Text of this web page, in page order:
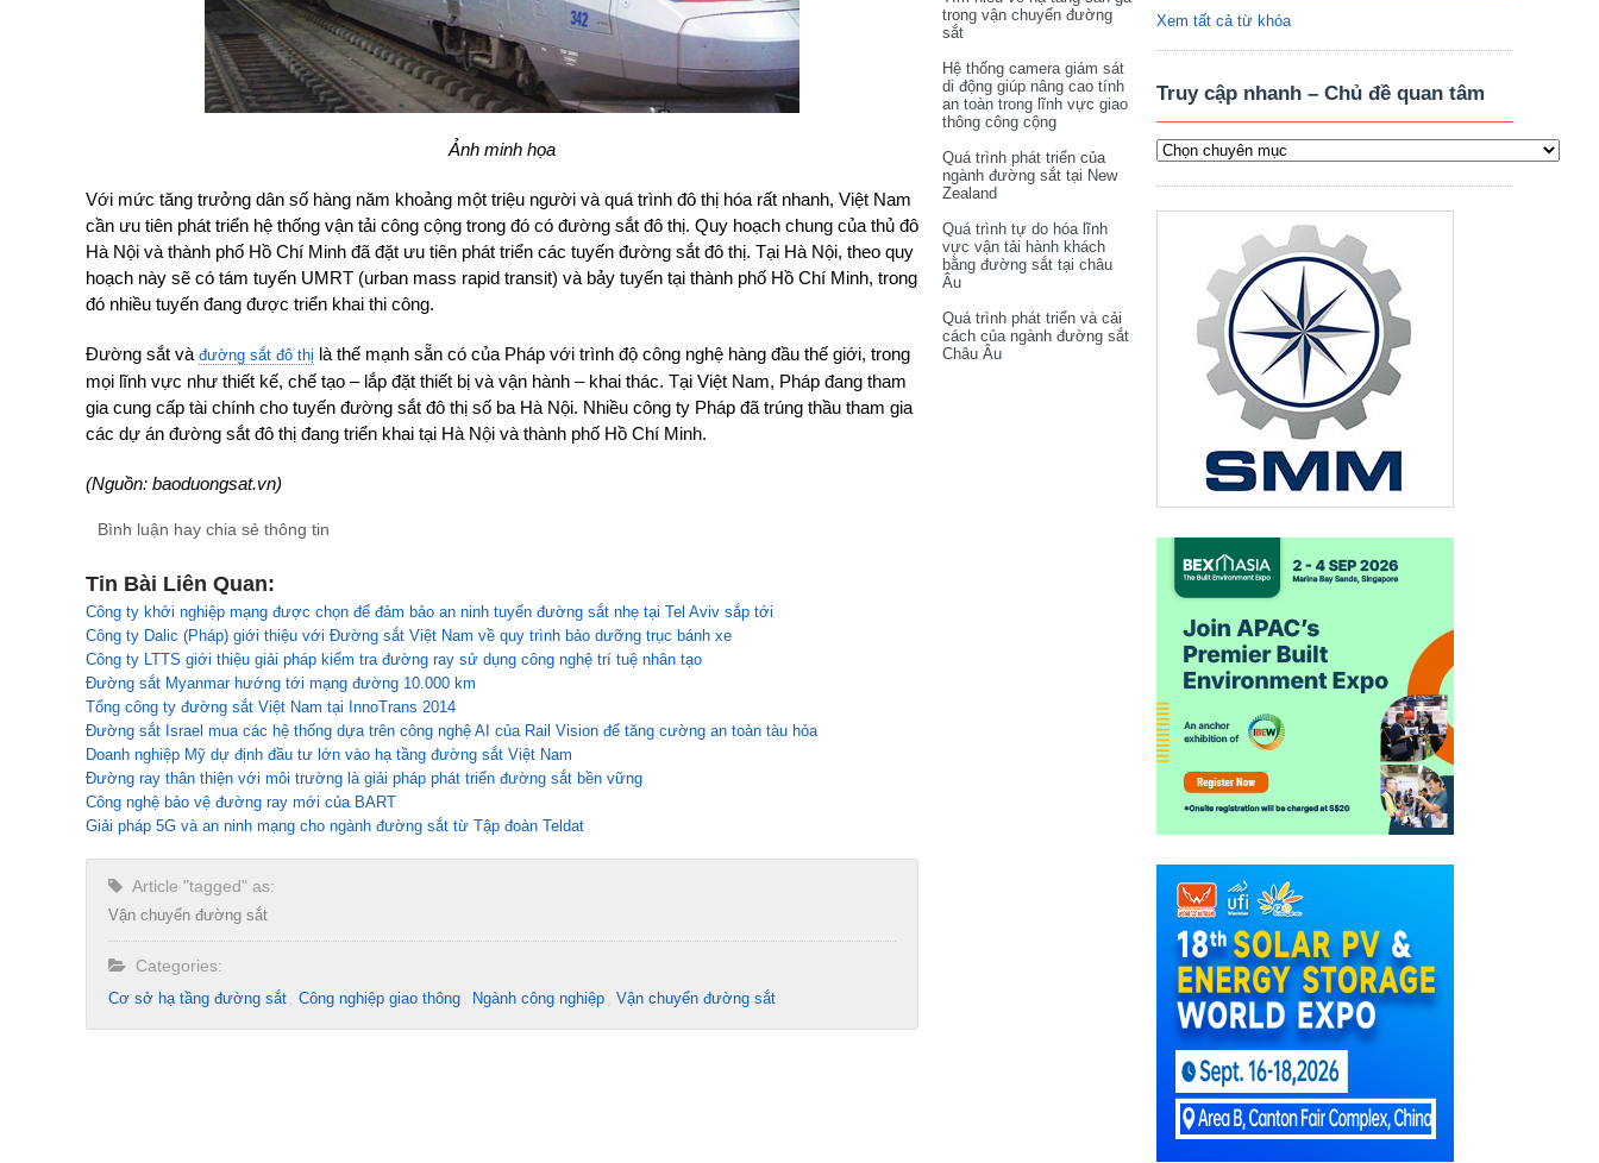
Ảnh minh họa
Với mức tăng trưởng dân số hàng năm khoảng một triệu người và quá trình đô thị hóa rất nhanh, Việt Nam
cần ưu tiên phát triển hệ thống vận tải công cộng trong đó có đường sắt đô thị. Quy hoạch chung của thủ đô
Hà Nội và thành phố Hồ Chí Minh đã đặt ưu tiên phát triển các tuyến đường sắt đô thị. Tại Hà Nội, theo quy
hoạch này sẽ có tám tuyến UMRT (urban mass rapid transit) và bảy tuyến tại thành phố Hồ Chí Minh, trong
đó nhiều tuyến đang được triển khai thi công.
Đường sắt và đường sắt đô thị là thế mạnh sẵn có của Pháp với trình độ công nghệ hàng đầu thế giới, trong
mọi lĩnh vực như thiết kế, chế tạo – lắp đặt thiết bị và vận hành – khai thác. Tại Việt Nam, Pháp đang tham
gia cung cấp tài chính cho tuyến đường sắt đô thị số ba Hà Nội. Nhiều công ty Pháp đã trúng thầu tham gia
các dự án đường sắt đô thị đang triển khai tại Hà Nội và thành phố Hồ Chí Minh.
(Nguồn: baoduongsat.vn)
Bình luận hay chia sẻ thông tin
Tin Bài Liên Quan:
Công ty khởi nghiệp mạng được chọn để đảm bảo an ninh tuyến đường sắt nhẹ tại Tel Aviv sắp tới
Công ty Dalic (Pháp) giới thiệu với Đường sắt Việt Nam về quy trình bảo dưỡng trục bánh xe
Công ty LTTS giới thiệu giải pháp kiểm tra đường ray sử dụng công nghệ trí tuệ nhân tạo
Đường sắt Myanmar hướng tới mạng đường 10.000 km
Tổng công ty đường sắt Việt Nam tại InnoTrans 2014
Đường sắt Israel mua các hệ thống dựa trên công nghệ AI của Rail Vision để tăng cường an toàn tàu hỏa
Doanh nghiệp Mỹ dự định đầu tư lớn vào hạ tầng đường sắt Việt Nam
Đường ray thân thiện với môi trường là giải pháp phát triển đường sắt bền vững
Công nghệ bảo vệ đường ray mới của BART
Giải pháp 5G và an ninh mạng cho ngành đường sắt từ Tập đoàn Teldat
Article "tagged" as:
Vận chuyển đường sắt
Categories:
Cơ sở hạ tầng đường sắt Công nghiệp giao thông Ngành công nghiệp Vận chuyển đường sắt
trong vận chuyển đường
sắt
Hệ thống camera giám sát
di động giúp nâng cao tính
an toàn trong lĩnh vực giao
thông công cộng
Quá trình phát triển của
ngành đường sắt tại New
Zealand
Quá trình tự do hóa lĩnh
vực vận tải hành khách
bằng đường sắt tại châu
Âu
Quá trình phát triển và cải
cách của ngành đường sắt
Châu Âu
Xem tất cả từ khóa
Truy cập nhanh – Chủ đề quan tâm